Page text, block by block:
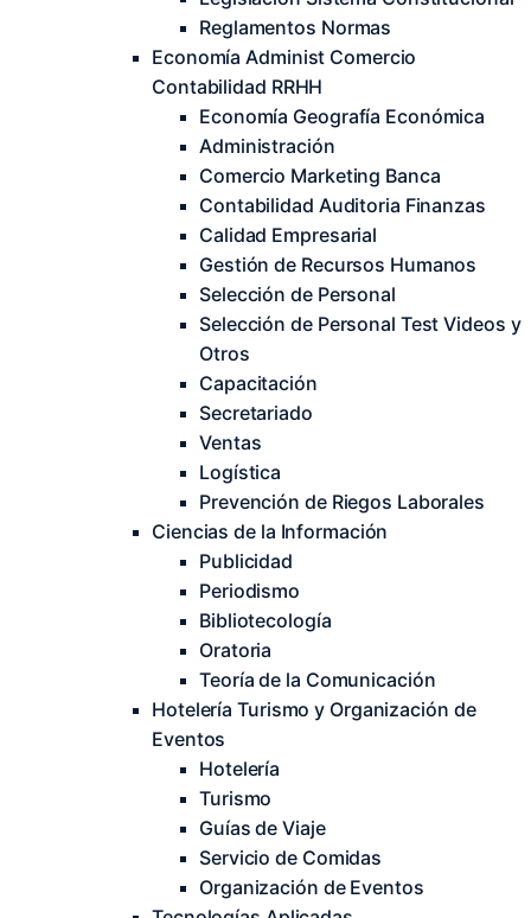
Reglamentos Normas
Economía Administ Comercio
Contabilidad RRHH
Economía Geografía Económica
Administración
Comercio Marketing Banca
Contabilidad Auditoria Finanzas
Calidad Empresarial
Gestión de Recursos Humanos
Selección de Personal
Selección de Personal Test Videos y
Otros
Capacitación
Secretariado
Ventas
Logística
Prevención de Riegos Laborales
Ciencias de la Información
Publicidad
Periodismo
Bibliotecología
Oratoria
Teoría de la Comunicación
Hotelería Turismo y Organización de
Eventos
Hotelería
Turismo
Guías de Viaje
Servicio de Comidas
Organización de Eventos